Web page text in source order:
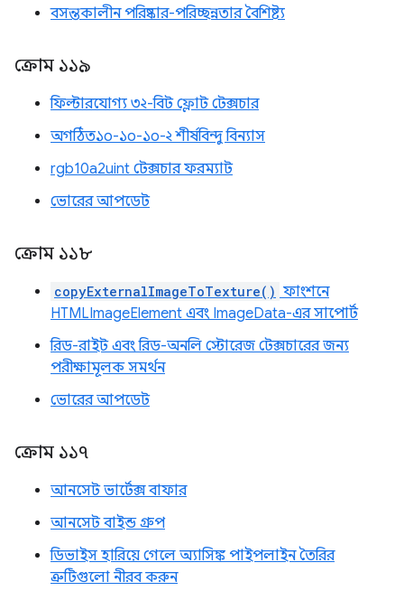
বসন্তকালীন পরিষ্কার-পরিচ্ছন্নতার বৈশিষ্ট্য
ক্রোম ১১৯
ফিল্টারযোগ্য ৩২-বিট ফ্লোট টেক্সচার
অগঠিত১০-১০-১০-২ শীর্ষবিন্দু বিন্যাস
rgb10a2uint টেক্সচার ফরম্যাট
ভোরের আপডেট
ক্রোম ১১৮
copyExternalImageToTexture() ফাংশনে
HTMLImageElement এবং ImageData-এর সাপোর্ট
রিড-রাইট এবং রিড-অনলি স্টোরেজ টেক্সচারের জন্য
পরীক্ষামূলক সমর্থন
ভোরের আপডেট
ক্রোম ১১৭
আনসেট ভার্টেক্স বাফার
আনসেট বাইন্ড গ্রুপ
ডিভাইস হারিয়ে গেলে অ্যাসিঙ্ক পাইপলাইন তৈরির
ত্রুটিগুলো নীরব করুন